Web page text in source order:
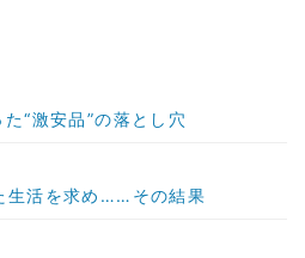
“激安品”の落とし穴
生活を求め……その結果